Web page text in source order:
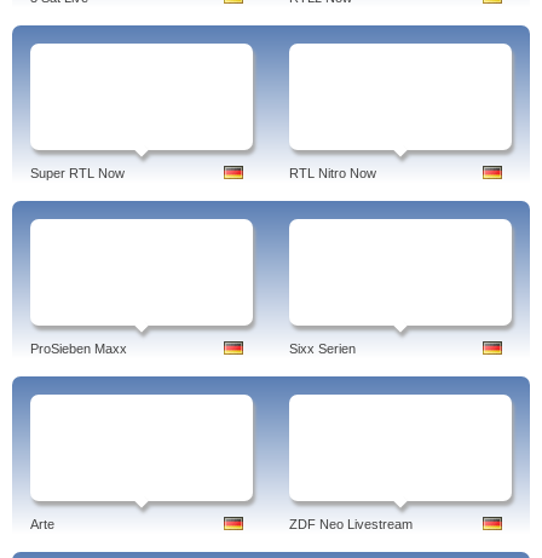
Super RTL Now RTL Nitro Now
ProSieben Maxx Sixx Serien
Arte ZDF Neo Livestream